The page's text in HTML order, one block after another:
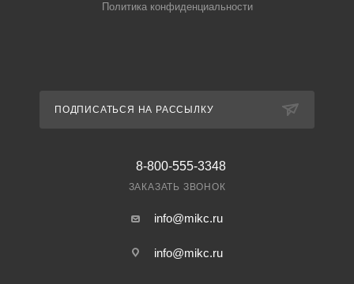
Политика конфиденциальности
ПОДПИСАТЬСЯ НА РАССЫЛКУ
8-800-555-3348
ЗАКАЗАТЬ ЗВОНОК
info@mikc.ru
info@mikc.ru